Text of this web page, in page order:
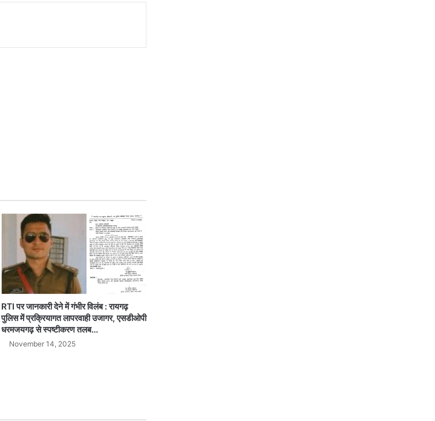
RTI पर जानकारी देने में गंभीर विलंब : रायगढ़
पुलिस में प्रक्रियागत लापरवाही उजागर, एसडीओपी
धरमजयगढ़ से स्पष्टीकरण तलब…
November 14, 2025